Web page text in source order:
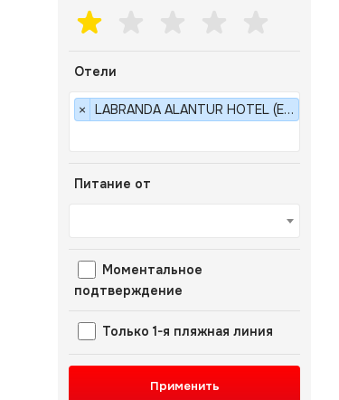
Отели
× LABRANDA ALANTUR HOTEL (EX. MARITIM CLUB) 5*
Питание от
Моментальное
подтверждение
Только 1-я пляжная линия
Применить